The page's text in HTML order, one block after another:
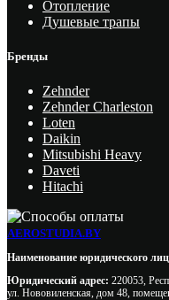
Отопление
Душевые трапы
Бренды
Zehnder
Zehnder Charleston
Loten
Daikin
Mitsubishi Heavy
Daveti
Hitachi
AEROSTUDIA.BY
Наименование юридического
Юридический адрес: 220053,
ул. Нововиленская, дом 48,